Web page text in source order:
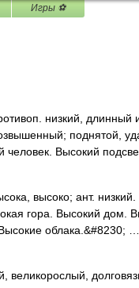
Игры ⚽
низкий, длинный
поднятой,
человек. Высокий
высоко; ант.
гора. Высокий дом.
облака.&#8230; …